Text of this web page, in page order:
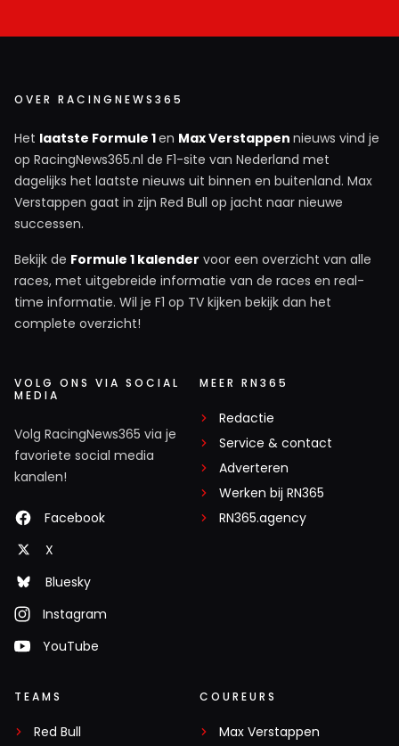
OVER RACINGNEWS365
Het laatste Formule 1en Max Verstappen nieuws vind je
op RacingNews365.nl de F1-site van Nederland met
dagelijks het laatste nieuws uit binnen en buitenland. Max
Verstappen gaat in zijn Red Bull op jacht naar nieuwe
successen.
Bekijk de Formule 1 kalender voor een overzicht van alle
races, met uitgebreide informatie van de races en real-
time informatie. Wil je F1 op TV kijken bekijk dan het
complete overzicht!
VOLG ONS VIA SOCIAL
MEDIA
Volg RacingNews365 via je
favoriete social media
kanalen!
Facebook
X
Bluesky
Instagram
YouTube
MEER RN365
Redactie
Service & contact
Adverteren
Werken bij RN365
RN365.agency
TEAMS
Red Bull
COUREURS
Max Verstappen